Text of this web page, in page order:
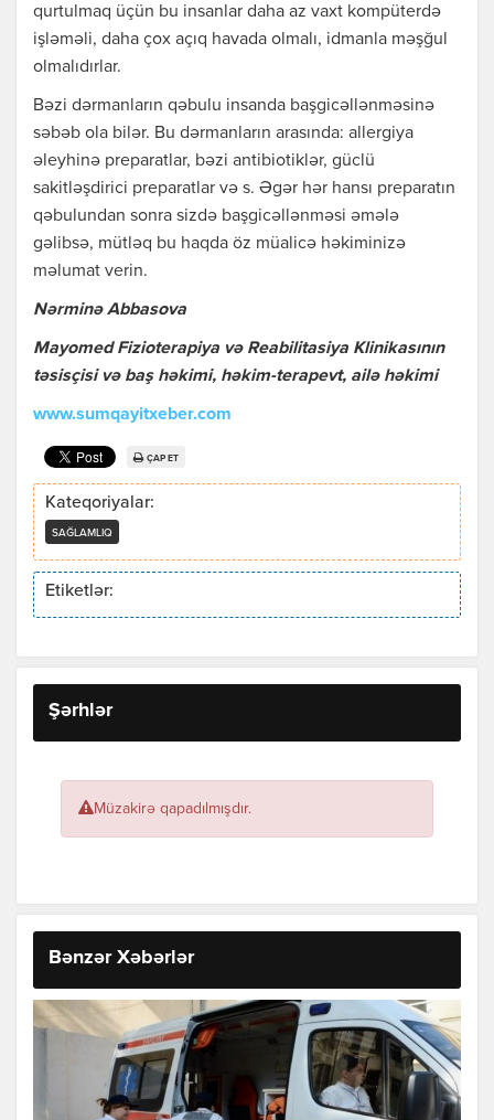
qurtulmaq üçün bu insanlar daha az vaxt kompüterdə
işləməli, daha çox açıq havada olmalı, idmanla məşğul
olmalıdırlar.
Bəzi dərmanların qəbulu insanda başgicəllənməsinə
səbəb ola bilər. Bu dərmanların arasında: allergiya
əleyhinə preparatlar, bəzi antibiotiklər, güclü
sakitləşdirici preparatlar və s. Əgər hər hansı preparatın
qəbulundan sonra sizdə başgicəllənməsi əmələ
gəlibsə, mütləq bu haqda öz müalicə həkiminizə
məlumat verin.
Nərminə Abbasova
Mayomed Fizioterapiya və Reabilitasiya Klinikasının
təsisçisi və baş həkimi, həkim-terapevt, ailə həkimi
www.sumqayitxeber.com
ÇAP ET
Kateqoriyalar:
SAĞLAMLIQ
Etiketlər:
Şərhlər
Müzakirə qapadılmışdır.
Bənzər Xəbərlər